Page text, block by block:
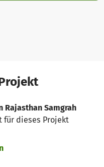
Rajasthan Samgrah
für dieses Projekt